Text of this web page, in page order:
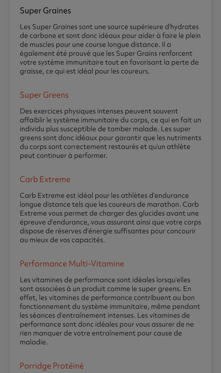
Super Graines
Les Super Graines sont une source supérieure d’hydrates
de carbone et sont donc idéaux pour aider à faire le plein
de muscles pour une course longue distance. Il a
également été prouvé que les Super Grains renforcent
votre système immunitaire tout en favorisant la perte de
graisse, ce qui est idéal pour les coureurs.
Super Greens
Des exercices physiques intenses peuvent souvent
affaiblir le système immunitaire du corps, ce qui en fait un
individu plus susceptible de tomber malade. Les super
greens sont donc idéaux pour garantir que les nutriments
du corps sont correctement restaurés et qu’un athlète
peut continuer à performer.
Carb Extreme
Carb Extreme est idéal pour les athlètes d’endurance
longue distance tels que les coureurs de marathon. Carb
Extreme vous permet de charger des glucides avant une
épreuve d’endurance, vous assurant ainsi que votre corps
dispose de réserves d’énergie suffisantes pour concourir
au mieux de vos capacités.
Performance Multi-Vitamine
Les vitamines de performance sont idéales lorsqu’elles
sont associées à un produit comme le super greens. En
effet, les vitamines de performance contribuent au bon
fonctionnement du système immunitaire, même pendant
les séances d’entraînement intenses. Les vitamines de
performance sont donc idéales pour vous assurer de ne
rien manquer de votre entraînement pour cause de
maladie.
Porridge Protéiné